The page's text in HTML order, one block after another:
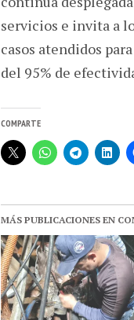
servicios e invita a
casos atendidos
del 95% de
COMPARTE
MÁS PUBLICACIONES EN